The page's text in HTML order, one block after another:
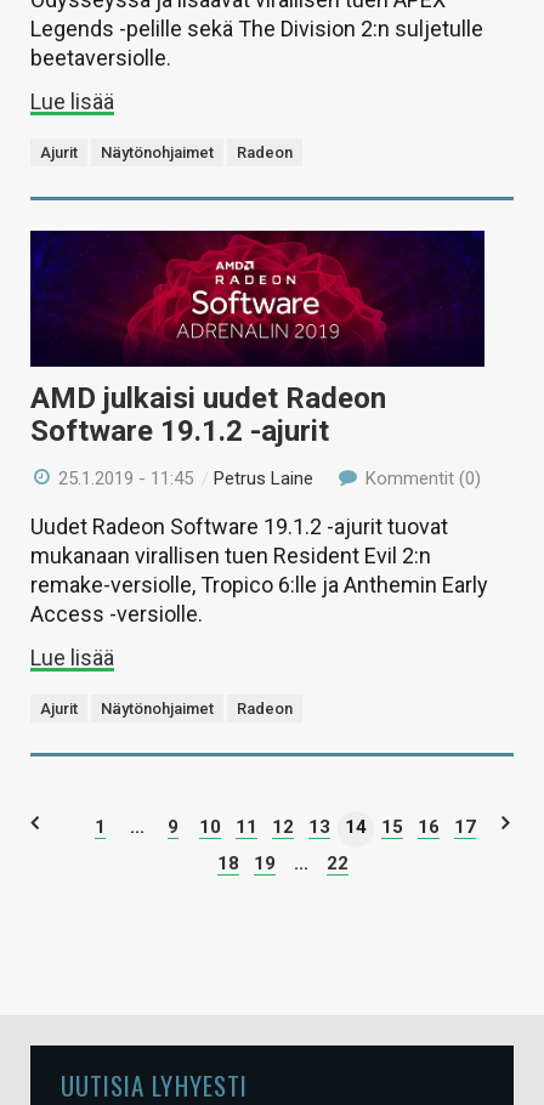
Legends -pelille sekä The Division 2:n suljetulle
beetaversiolle.
Lue lisää
Ajurit Näytönohjaimet Radeon
AMD julkaisi uudet Radeon
Software 19.1.2 -ajurit
25.1.2019 - 11:45 / Petrus Laine Kommentit (0)
Uudet Radeon Software 19.1.2 -ajurit tuovat
mukanaan virallisen tuen Resident Evil 2:n
remake-versiolle, Tropico 6:lle ja Anthemin Early
Access -versiolle.
Lue lisää
Ajurit Näytönohjaimet Radeon
1 ... 9 10 11 12 13 14 15 16
17
18
19 ... 22
UUTISIA LYHYESTI